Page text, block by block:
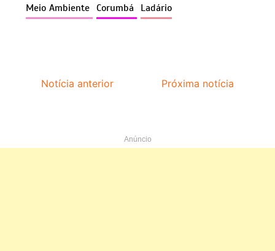
Meio Ambiente Corumbá Ladário
Notícia anterior Próxima notícia
Anúncio